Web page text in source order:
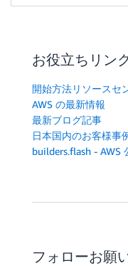
お役立ちリン
開始方法リソースセ
AWS の最新情報
最新ブログ記事
日本国内のお客様事
builders.flash - AWS
フォローお願